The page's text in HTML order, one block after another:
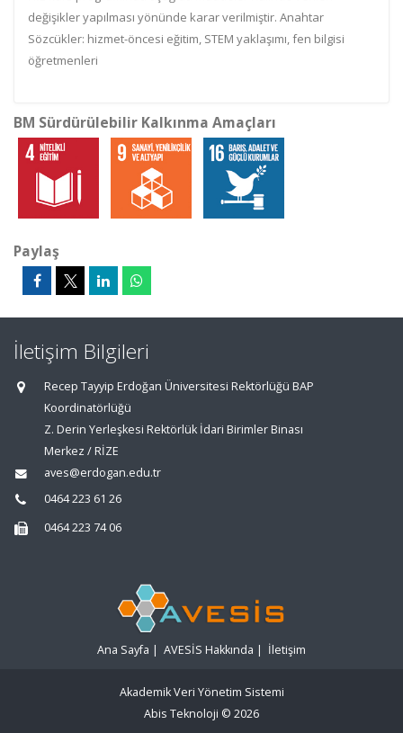
değişikler yapılması yönünde karar verilmiştir. Anahtar
Sözcükler: hizmet-öncesi eğitim, STEM yaklaşımı, fen bilgisi
öğretmenleri
BM Sürdürülebilir Kalkınma Amaçları
Paylaş
İletişim Bilgileri
Recep Tayyip Erdoğan Üniversitesi Rektörlüğü BAP
Koordinatörlüğü
Z. Derin Yerleşkesi Rektörlük İdari Birimler Binası
Merkez / RİZE
aves@erdogan.edu.tr
0464 223 61 26
0464 223 74 06
Ana Sayfa | AVESİS Hakkında | İletişim
Akademik Veri Yönetim Sistemi
Abis Teknoloji © 2026